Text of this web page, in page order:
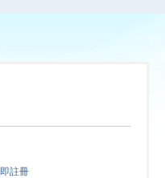
註冊